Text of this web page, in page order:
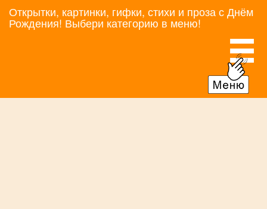
Открытки, картинки, гифки, стихи и проза с Днём
Рождения! Выбери категорию в меню!